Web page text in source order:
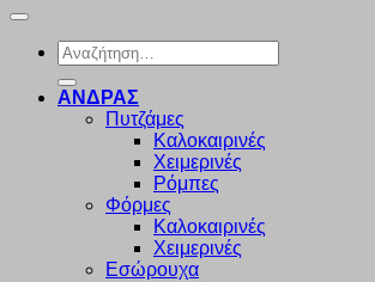
Αναζήτηση
για:
ΑΝΔΡΑΣ
Πυτζάμες
Καλοκαιρινές
Χειμερινές
Ρόμπες
Φόρμες
Καλοκαιρινές
Χειμερινές
Εσώρουχα